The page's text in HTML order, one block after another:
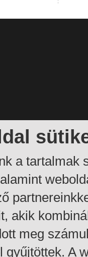
a tartalmak
akik
meg
gyűjtöttek. A